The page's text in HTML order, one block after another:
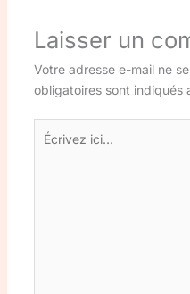
Laisser un
Votre adresse e-mail ne
obligatoires sont indiqués
Écrivez
ici…